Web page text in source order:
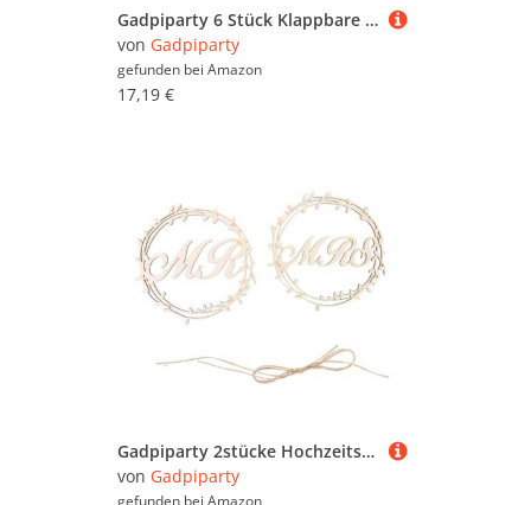
Gadpiparty 6 Stück Klappbare Tischbeine Robuste Verschleißfeste Beine für Faltmöbel für Schreibtische und Tische Design Einfache Installation
von Gadpiparty
gefunden bei Amazon
17,19 €
Gadpiparty 2stücke Hochzeitsstuhl-aufhänger Aus Holz Schild Für Braut Und Bräutigam Rustikales Deko-zubehör Für Hochzeiten Stylish Wiederverwendbar Passend Für Feierliche Anlässe
von Gadpiparty
gefunden bei Amazon